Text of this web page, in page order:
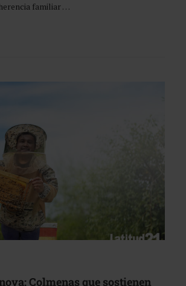
familiar …
Colmenas que sostienen